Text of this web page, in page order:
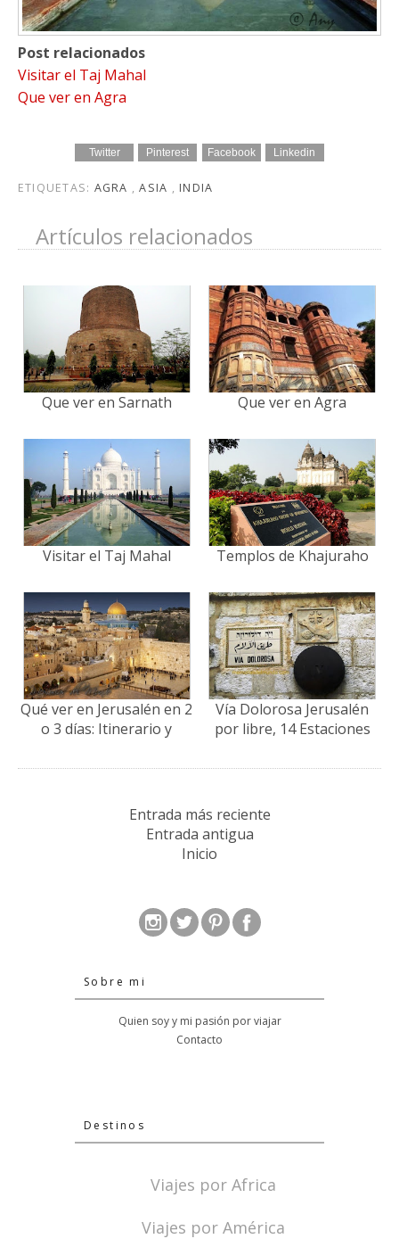
Post relacionados
Visitar el Taj Mahal
Que ver en Agra
Twitter Pinterest Facebook Linkedin
ETIQUETAS: AGRA ,ASIA , INDIA
Artículos relacionados
Que ver en Sarnath Que ver en Agra
Visitar el Taj Mahal Templos de Khajuraho
Qué ver en Jerusalén en 2
o 3 días: Itinerario y
Vía Dolorosa Jerusalén
por libre, 14 Estaciones
Entrada más reciente
Entrada antigua
Inicio
Sobre mi
Quien soy y mi pasión por viajar
Contacto
Destinos
Viajes por Africa
Viajes por América